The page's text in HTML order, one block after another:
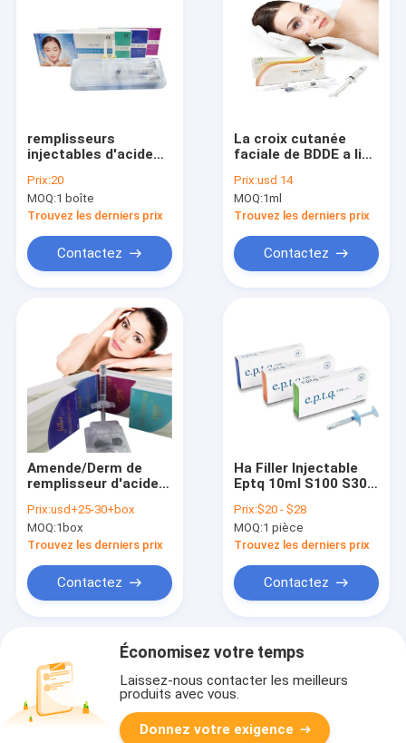
remplisseurs
injectables d'acide
Juvederm de gel de
l'acide hyaluronique
2ml
Prix:20
MOQ:1 boîte
Trouvez les derniers prix
Contactez
La croix cutanée
faciale de BDDE a lié
2ml 3ml d'acide
hyaluronique
Prix:usd 14
MOQ:1ml
Trouvez les derniers prix
Contactez
Amende/Derm de
remplisseur d'acide
Juvederm 1ml
/profondément
Prix:usd+25-30+box
MOQ:1box
Trouvez les derniers prix
Contactez
Ha Filler Injectable
Eptq 10ml S100 S300
Hyaluronic Acid Filler
Prix:$20 - $28
MOQ:1 pièce
Trouvez les derniers prix
Contactez
Économisez votre temps
Laissez-nous contacter les meilleurs
produits avec vous.
Donnez votre exigence